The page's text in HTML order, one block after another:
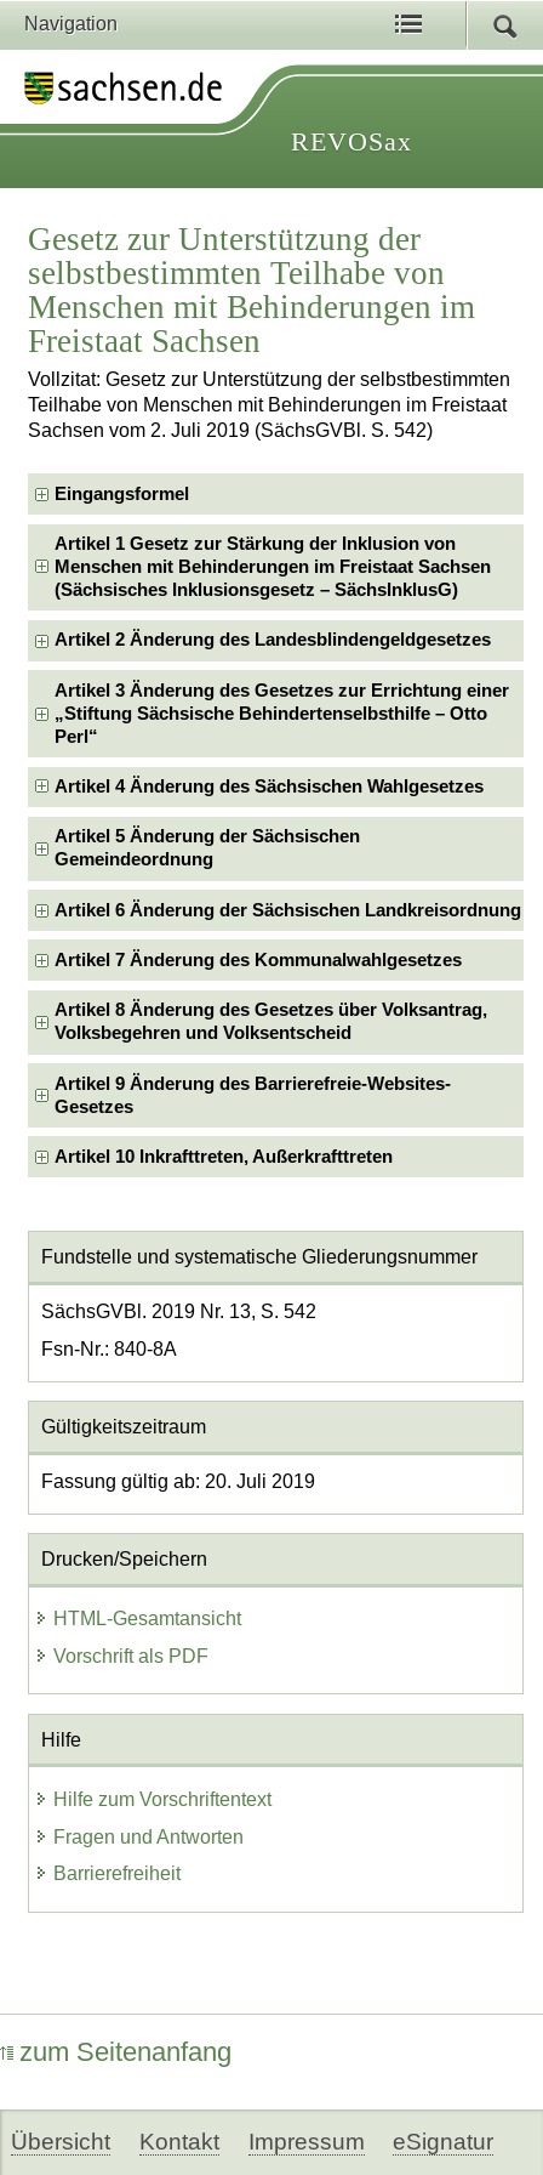
Navigation
REVOSax
Gesetz zur Unterstützung der
selbstbestimmten Teilhabe von
Menschen mit Behinderungen im
Freistaat Sachsen
Vollzitat: Gesetz zur Unterstützung der selbstbestimmten
Teilhabe von Menschen mit Behinderungen im Freistaat
Sachsen vom 2. Juli 2019 (SächsGVBl. S. 542)
Eingangsformel
Artikel 1 Gesetz zur Stärkung der Inklusion von
Menschen mit Behinderungen im Freistaat Sachsen
(Sächsisches Inklusionsgesetz – SächsInklusG)
Artikel 2 Änderung des Landesblindengeldgesetzes
Artikel 3 Änderung des Gesetzes zur Errichtung einer
„Stiftung Sächsische Behindertenselbsthilfe – Otto
Perl“
Artikel 4 Änderung des Sächsischen Wahlgesetzes
Artikel 5 Änderung der Sächsischen
Gemeindeordnung
Artikel 6 Änderung der Sächsischen Landkreisordnung
Artikel 7 Änderung des Kommunalwahlgesetzes
Artikel 8 Änderung des Gesetzes über Volksantrag,
Volksbegehren und Volksentscheid
Artikel 9 Änderung des Barrierefreie-Websites-
Gesetzes
Artikel 10 Inkrafttreten, Außerkrafttreten
Fundstelle und systematische Gliederungsnummer
SächsGVBl. 2019 Nr. 13, S. 542
Fsn-Nr.: 840-8A
Gültigkeitszeitraum
Fassung gültig ab: 20. Juli 2019
Drucken/Speichern
HTML-Gesamtansicht
Vorschrift als PDF
Hilfe
Hilfe zum Vorschriftentext
Fragen und Antworten
Barrierefreiheit
zum Seitenanfang
Übersicht Kontakt Impressum eSignatur